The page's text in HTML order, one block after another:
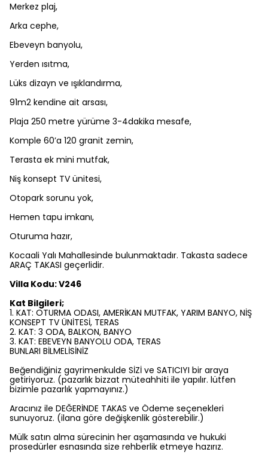
Merkez plaj,
Arka cephe,
Ebeveyn banyolu,
Yerden ısıtma,
Lüks dizayn ve ışıklandırma,
91m2 kendine ait arsası,
Plaja 250 metre yürüme 3-4dakika mesafe,
Komple 60’a 120 granit zemin,
Terasta ek mini mutfak,
Niş konsept TV ünitesi,
Otopark sorunu yok,
Hemen tapu imkanı,
Oturuma hazır,
Kocaali Yalı Mahallesinde bulunmaktadır. Takasta sadece
ARAÇ TAKASI geçerlidir.
Villa Kodu: V246
Kat Bilgileri;
1. KAT: OTURMA ODASI, AMERİKAN MUTFAK, YARIM BANYO, NİŞ
KONSEPT TV ÜNİTESİ, TERAS
2. KAT: 3 ODA, BALKON, BANYO
3. KAT: EBEVEYN BANYOLU ODA, TERAS
BUNLARI BİLMELİSİNİZ
Beğendiğiniz gayrimenkulde SİZİ ve SATICIYI bir araya
getiriyoruz. (pazarlık bizzat müteahhiti ile yapılır. lütfen
bizimle pazarlık yapmayınız.)
Aracınız ile DEĞERİNDE TAKAS ve Ödeme seçenekleri
sunuyoruz. (ilana göre değişkenlik gösterebilir.)
Mülk satın alma sürecinin her aşamasında ve hukuki
prosedürler esnasında size rehberlik etmeye hazırız.